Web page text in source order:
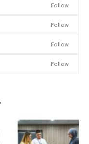
Follow
Follow
Follow
Follow